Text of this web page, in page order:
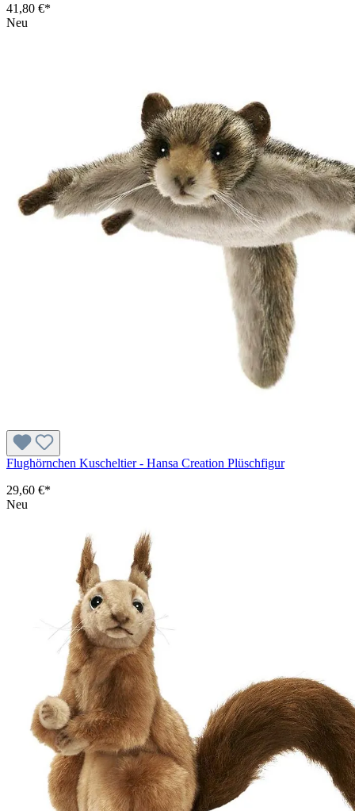
41,80 €*
Neu
Flughörnchen Kuscheltier - Hansa Creation Plüschfigur
29,60 €*
Neu